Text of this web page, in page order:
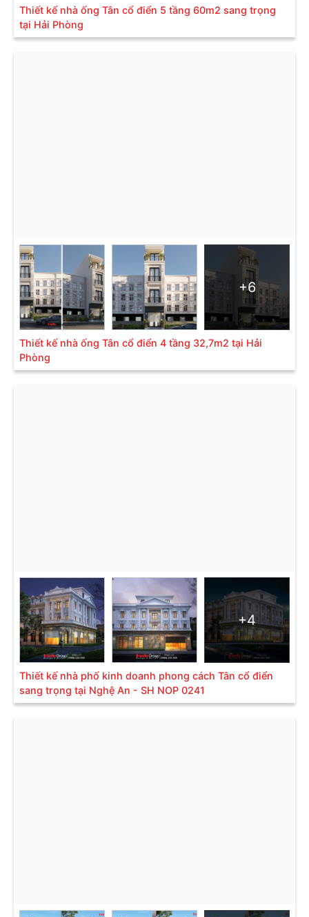
Thiết kế nhà ống Tân cổ điển 5 tầng 60m2 sang trọng
tại Hải Phòng
+6
Thiết kế nhà ống Tân cổ điển 4 tầng 32,7m2 tại Hải
Phòng
+4
Thiết kế nhà phố kinh doanh phong cách Tân cổ điển
sang trọng tại Nghệ An - SH NOP 0241